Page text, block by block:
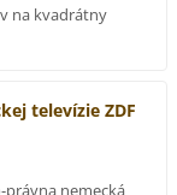
na kvadrátny
televízie ZDF
právna nemecká